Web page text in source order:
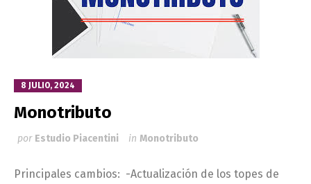
8 JULIO, 2024
Monotributo
por Estudio Piacentini in Monotributo
Principales cambios: -Actualización de los topes de